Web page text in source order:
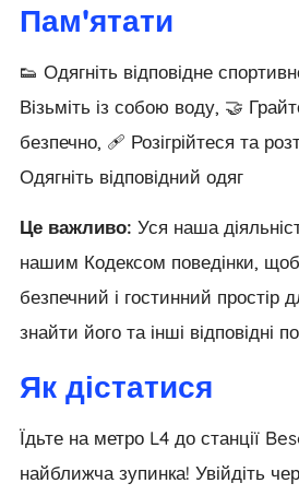
Пам'ятати
👟 Одягніть відповідне
Візьміть із собою воду, 🤝
безпечно, 🩹 Розігрійтеся та
Одягніть відповідний одяг
Це важливо: Уся наша
нашим Кодексом поведінки,
безпечний і гостинний простір
знайти його та інші відповідні
Як дістатися
Їдьте на метро L4 до станції
найближча зупинка! Увійдіть